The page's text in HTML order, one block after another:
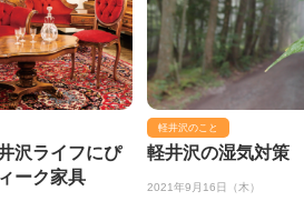
沢ライフにぴ
ーク家具
軽井沢のこと
軽井沢の湿気対策
2021年9月16日（木）